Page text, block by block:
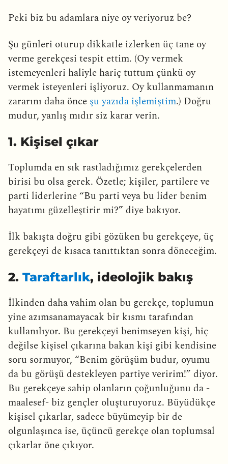
Peki biz bu adamlara niye oy veriyoruz be?
Şu günleri oturup dikkatle izlerken üç tane oy
verme gerekçesi tespit ettim. (Oy vermek
istemeyenleri haliyle hariç tuttum çünkü oy
vermek isteyenleri işliyoruz. Oy kullanmamanın
zararını daha önce şu yazıda işlemiştim.) Doğru
mudur, yanlış mıdır siz karar verin.
1. Kişisel çıkar
Toplumda en sık rastladığımız gerekçelerden
birisi bu olsa gerek. Özetle; kişiler, partilere ve
parti liderlerine “Bu parti veya bu lider benim
hayatımı güzelleştirir mi?” diye bakıyor.
İlk bakışta doğru gibi gözüken bu gerekçeye, üç
gerekçeyi de kısaca tanıttıktan sonra döneceğim.
2. Taraftarlık, ideolojik bakış
İlkinden daha vahim olan bu gerekçe, toplumun
yine azımsanamayacak bir kısmı tarafından
kullanılıyor. Bu gerekçeyi benimseyen kişi, hiç
değilse kişisel çıkarına bakan kişi gibi kendisine
soru sormuyor, “Benim görüşüm budur, oyumu
da bu görüşü destekleyen partiye veririm!” diyor.
Bu gerekçeye sahip olanların çoğunluğunu da -
maalesef- biz gençler oluşturuyoruz. Büyüdükçe
kişisel çıkarlar, sadece büyümeyip bir de
olgunlaşınca ise, üçüncü gerekçe olan toplumsal
çıkarlar öne çıkıyor.